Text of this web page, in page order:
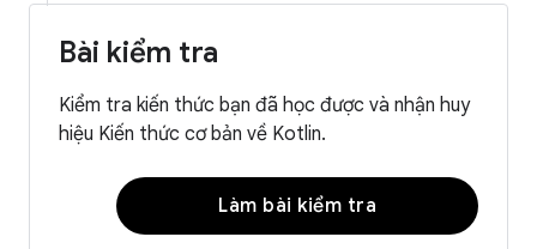
Bài kiểm tra
Kiểm tra kiến thức bạn đã học được và nhận huy
hiệu Kiến thức cơ bản về Kotlin.
Làm bài kiểm tra